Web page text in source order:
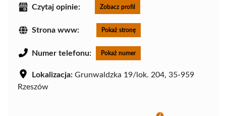
Czytaj opinie: Zobacz profil
Strona www: Pokaż stronę
Numer telefonu: Pokaż numer
Lokalizacja: Grunwaldzka 19/lok. 204, 35-959
Rzeszów